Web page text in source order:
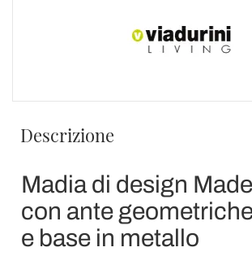
Descrizione
Madia di design
con ante
e base in metallo